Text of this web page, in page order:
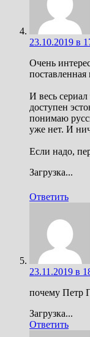
23.10.2019 в
Очень
поставленная
И весь
доступен
понимаю
уже нет. И
Если надо,
Загрузка...
Ответить
23.11.2019 в
почему Петр
Загрузка...
Ответить